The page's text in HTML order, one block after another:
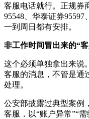
客服电话就行。正规券
95548、华泰证券
一到周日都有安排。
非工作时间冒出来的“
这个必须单独拿出来说
客服的消息，不管是通
处理。
公安部披露过典型案例
客服，以“账户异常”“